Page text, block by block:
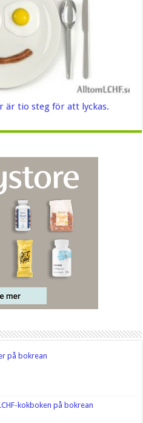
är tio steg för att lyckas.
på bokrean
kokboken på bokrean